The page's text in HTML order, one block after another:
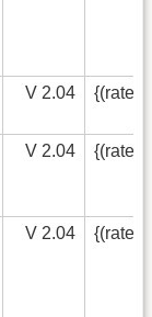
V 2.04
V 2.04
V 2.04